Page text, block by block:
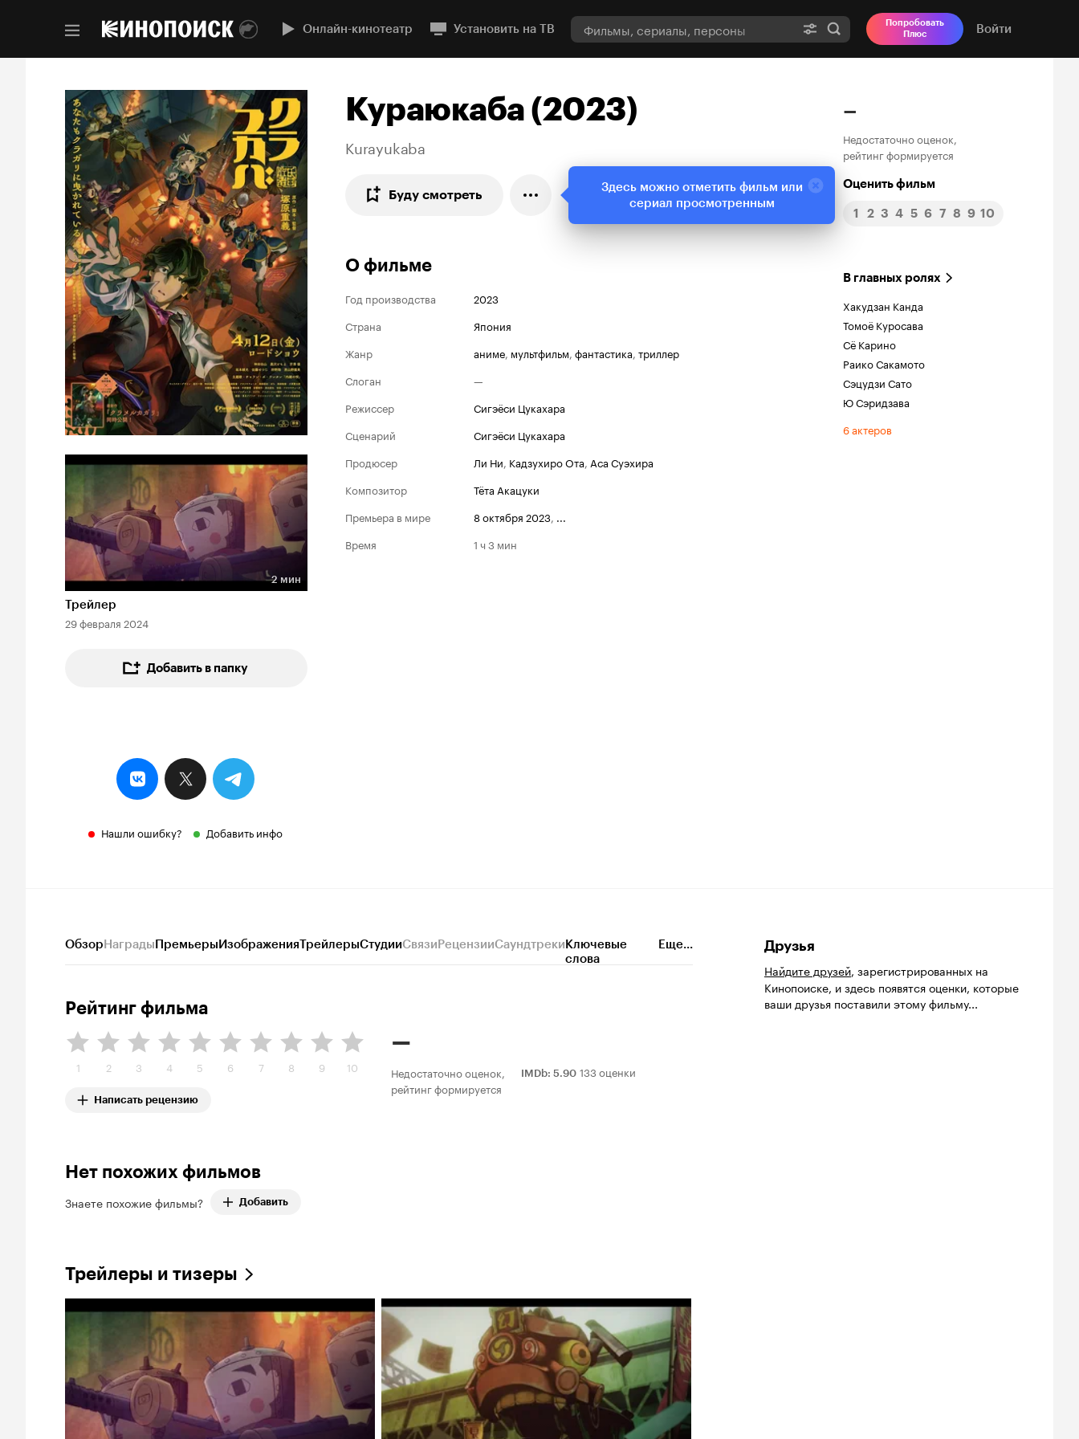
Онлайн-кинотеатр Установить на ТВ
Попробовать
Плюс
Войти
Длительность 2 мин
2 мин
Трейлер
29 февраля 2024
Добавить в папку
Нашли ошибку? Добавить инфо
Кураюкаба (2023)
Kurayukaba
Буду смотреть
–
Недостаточно оценок,
рейтинг формируется
Оценить фильм
1 2 3 4 5 6 7 8 9 10
О фильме
Год производства
2023
Страна
Япония
Жанр
аниме, мультфильм, фантастика, триллер
Слоган
—
Режиссер
Сигэёси Цукахара
Сценарий
Сигэёси Цукахара
Продюсер
Ли Ни, Кадзухиро Ота, Аса Суэхира
Композитор
Тёта Акацуки
Премьера в мире
8 октября 2023, ...
Время
1 ч 3 мин
В главных ролях
Хакудзан Канда
Томоё Куросава
Сё Карино
Раико Сакамото
Сэцудзи Сато
Ю Сэридзава
6 актеров
ОбзорНаградыПремьерыИзображенияТрейлерыСтудииСвязиРецензииСаундтрекиКлючевые
слова
Еще...
Рейтинг фильма
1 2 3 4 5 6 7 8 9 10
Написать рецензию
–
Недостаточно оценок,
рейтинг формируется
IMDb: 5.90 133 оценки
Нет похожих фильмов
Знаете похожие фильмы? Добавить
Трейлеры и тизеры
Друзья
Найдите друзей, зарегистрированных на
Кинопоиске, и здесь появятся оценки, которые
ваши друзья поставили этому фильму...
Здесь можно отметить фильм или
сериал просмотренным